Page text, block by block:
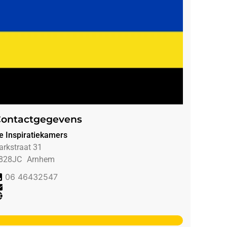
Inspiratiekamers
31
Arnhem
06 46432547